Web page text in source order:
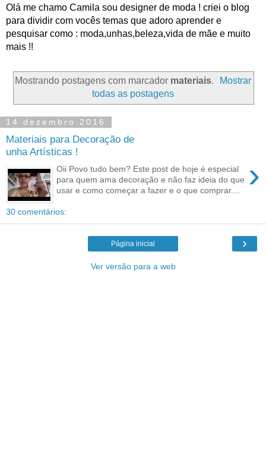
Olá me chamo Camila sou designer de moda ! criei o blog
para dividir com vocês temas que adoro aprender e
pesquisar como : moda,unhas,beleza,vida de mãe e muito
mais !!
Mostrando postagens com marcador materiais.
Mostrar
todas as postagens
14 dezembro 2016
Materiais para Decoração de
unha Artísticas !
›
Oii Povo tudo bem? Este post de hoje é especial
para quem ama decoração e não faz ideia do que
usar e como começar a fazer e o que comprar....
30 comentários:
›
Página inicial
Ver versão para a web